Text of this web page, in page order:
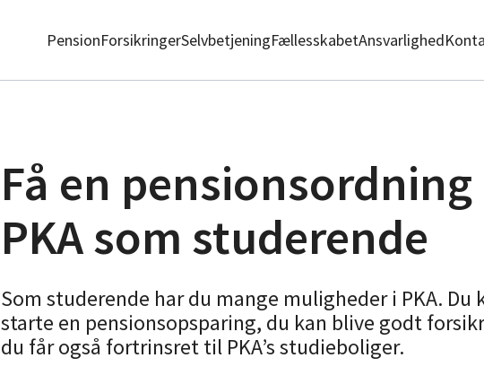
PensionForsikringerSelvbetjeningFællesskabetAnsvarlighed
Få en pensionsordning
PKA som studerende
Som studerende har du mange muligheder i PKA. Du
starte en pensionsopsparing, du kan blive godt
du får også fortrinsret til PKA’s studieboliger.